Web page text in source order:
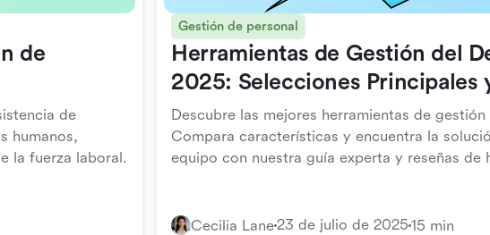
de
de
humanos,
la fuerza laboral.
Gestión de personal
Herramientas de Gestión del
2025: Selecciones Principales
de Expertos
Descubre las mejores herramientas de
Compara características y encuentra la
equipo con nuestra guía experta y reseñas de
Cecilia Lane23 de julio de 2025 15 min